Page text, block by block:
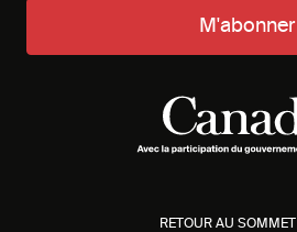
M'abonner
RETOUR AU SOMMET